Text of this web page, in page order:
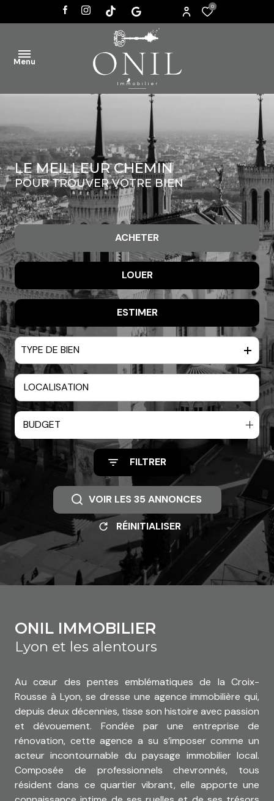
0
Menu
VENTES
AGENCE
ACTUALITÉS
CONTACT
LE MEILLEUR CHEMIN
POUR TROUVER VOTRE BIEN
ACHETER
De l'immo pro
LOUER
ESTIMER
TYPE DE BIEN
BUDGET
FILTRER
VOIR LES 35 ANNONCES
RÉINITIALISER
ONIL IMMOBILIER
Lyon et les alentours
Au cœur des pentes emblématiques de la Croix-
Rousse à Lyon, se dresse une agence immobilière qui,
depuis deux décennies, tisse son histoire avec passion
et dévouement. Fondée par une entreprise de
rénovation, cette agence a su s’imposer comme un
acteur incontournable du paysage immobilier local.
Composée de professionnels chevronnés, tous
résident dans ce quartier vibrant, elle apporte une